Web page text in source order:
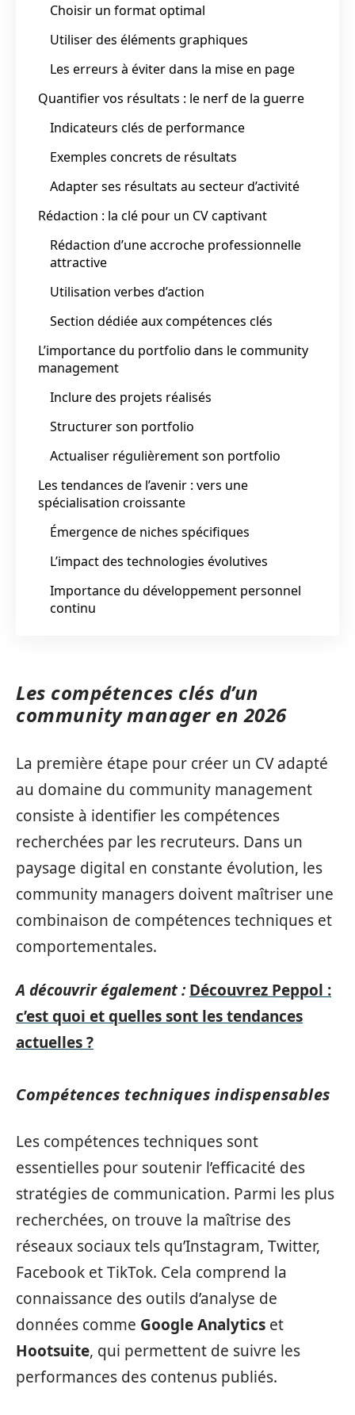
Choisir un format optimal
Utiliser des éléments graphiques
Les erreurs à éviter dans la mise en page
Quantifier vos résultats : le nerf de la guerre
Indicateurs clés de performance
Exemples concrets de résultats
Adapter ses résultats au secteur d’activité
Rédaction : la clé pour un CV captivant
Rédaction d’une accroche professionnelle
attractive
Utilisation verbes d’action
Section dédiée aux compétences clés
L’importance du portfolio dans le community
management
Inclure des projets réalisés
Structurer son portfolio
Actualiser régulièrement son portfolio
Les tendances de l’avenir : vers une
spécialisation croissante
Émergence de niches spécifiques
L’impact des technologies évolutives
Importance du développement personnel
continu
Les compétences clés d’un
community manager en 2026
La première étape pour créer un CV adapté
au domaine du community management
consiste à identifier les compétences
recherchées par les recruteurs. Dans un
paysage digital en constante évolution, les
community managers doivent maîtriser une
combinaison de compétences techniques et
comportementales.
A découvrir également : Découvrez Peppol :
c’est quoi et quelles sont les tendances
actuelles ?
Compétences techniques indispensables
Les compétences techniques sont
essentielles pour soutenir l’efficacité des
stratégies de communication. Parmi les plus
recherchées, on trouve la maîtrise des
réseaux sociaux tels qu’Instagram, Twitter,
Facebook et TikTok. Cela comprend la
connaissance des outils d’analyse de
données comme Google Analytics et
Hootsuite, qui permettent de suivre les
performances des contenus publiés.